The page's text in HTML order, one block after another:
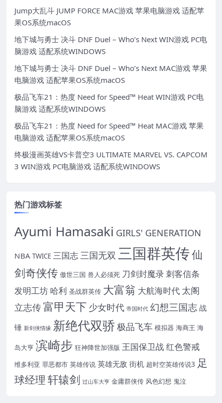
Jump大乱斗 JUMP FORCE MAC游戏 苹果电脑游戏 适配苹
果OS系统macOS
地下城与勇士 决斗 DNF Duel – Who’s Next WIN游戏 PC电
脑游戏 适配系统WINDOWS
地下城与勇士 决斗 DNF Duel – Who’s Next MAC游戏 苹果
电脑游戏 适配苹果OS系统macOS
极品飞车21：热度 Need for Speed™ Heat WIN游戏 PC电
脑游戏 适配系统WINDOWS
极品飞车21：热度 Need for Speed™ Heat MAC游戏 苹果
电脑游戏 适配苹果OS系统macOS
终极漫画英雄VS卡普空3 ULTIMATE MARVEL VS. CAPCOM
3 WIN游戏 PC电脑游戏 适配系统WINDOWS
热门游戏标签
Ayumi Hamasaki GIRLS' GENERATION
NBA TWICE 三国志三国无双 三国群英传仙
剑奇侠传 傲世三国 兽人必须死 刀剑封魔录刺客信条
发明工坊 哈利 圣战群英传 大富翁 大航海时代 太阁
立志传富甲天下 少女时代 帝国时代 幻想三国志 战
锤 新剑侠情缘 新绝代双骄 极品飞车 模拟器 海商王 海
岛大亨 滨崎步 狂神降世加强版 王国保卫战红色警戒
维多利亚 罪恶都市 英雄传说 英雄无敌 街机 超时空英雄传说3 足
球经理 轩辕剑 过山车大亨 金庸群侠传 风色幻想 鬼泣